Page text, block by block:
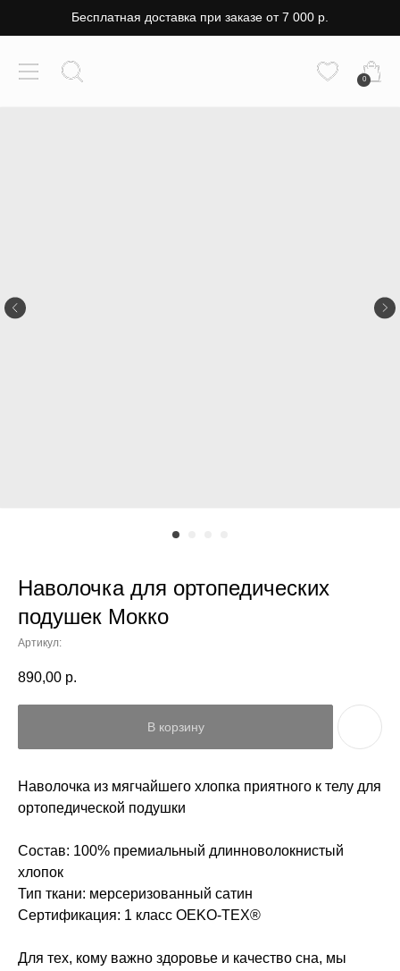
Бесплатная доставка при заказе от 7 000 р.
0
Наволочка для ортопедических
подушек Мокко
Артикул:
890,00 р.
В корзину
Наволочка из мягчайшего хлопка приятного к телу для
ортопедической подушки
Состав: 100% премиальный длинноволокнистый
хлопок
Тип ткани: мерсеризованный сатин
Сертификация: 1 класс OEKO-TEX®
Для тех, кому важно здоровье и качество сна, мы